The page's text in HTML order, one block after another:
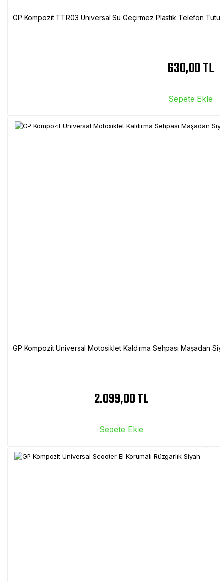
GP Kompozit TTR03 Universal Su Geçirmez Plastik Telefon
630,00 TL
Sepete Ekle
GP Kompozit Universal Motosiklet Kaldırma Sehpası Maşadan
2.099,00 TL
Sepete Ekle